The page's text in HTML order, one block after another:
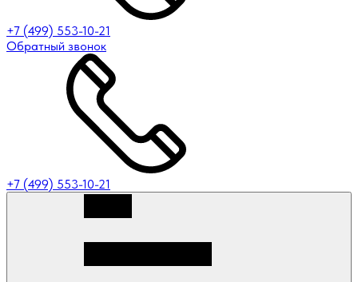
+7 (499) 553-10-21
Обратный звонок
+7 (499) 553-10-21